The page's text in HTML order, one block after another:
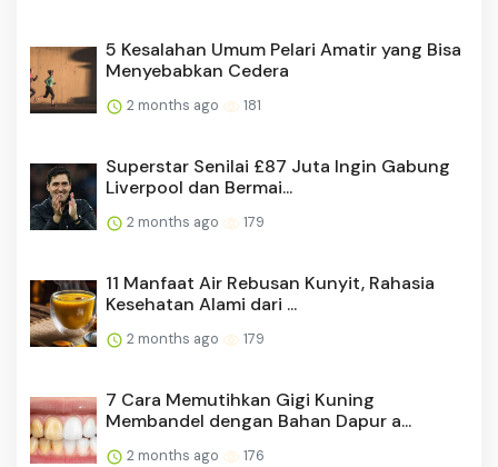
5 Kesalahan Umum Pelari Amatir yang Bisa
Menyebabkan Cedera
2 months ago 181
Superstar Senilai £87 Juta Ingin Gabung
Liverpool dan Bermai...
2 months ago 179
11 Manfaat Air Rebusan Kunyit, Rahasia
Kesehatan Alami dari ...
2 months ago 179
7 Cara Memutihkan Gigi Kuning
Membandel dengan Bahan Dapur a...
2 months ago 176